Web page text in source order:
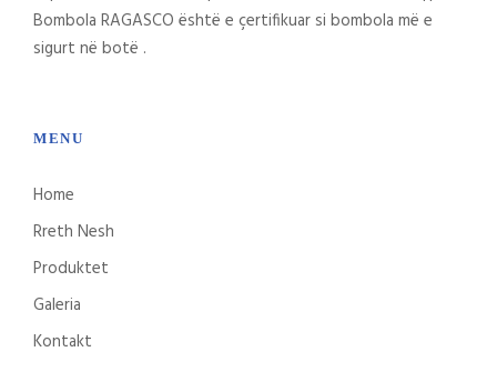
Bombola RAGASCO është e çertifikuar si bombola më e
sigurt në botë .
MENU
Home
Rreth Nesh
Produktet
Galeria
Kontakt